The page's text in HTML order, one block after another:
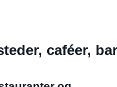
caféer,